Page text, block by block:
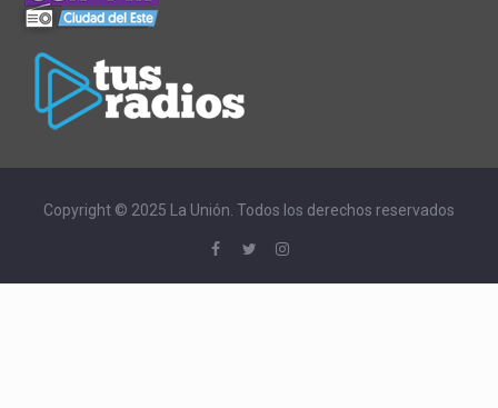
Copyright © 2025 La Unión. Todos los derechos reservados